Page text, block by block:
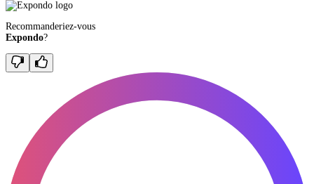
Recommanderiez-vous
Expondo?